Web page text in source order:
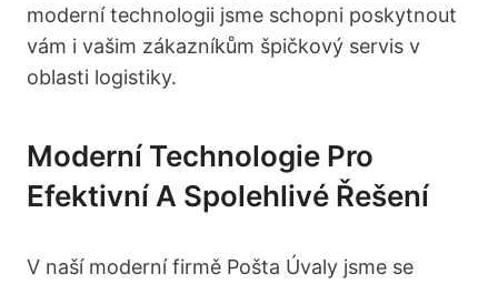
moderní technologii jsme schopni poskytnout
vám i vašim zákazníkům špičkový servis v
oblasti logistiky.
Moderní Technologie Pro
Efektivní A Spolehlivé Řešení
V naší moderní firmě Pošta Úvaly jsme se